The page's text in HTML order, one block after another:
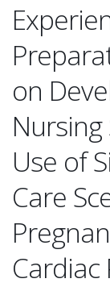
on
Use of
Care